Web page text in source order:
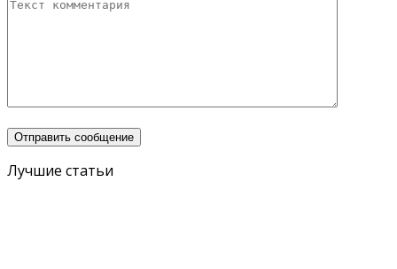
Лучшие статьи